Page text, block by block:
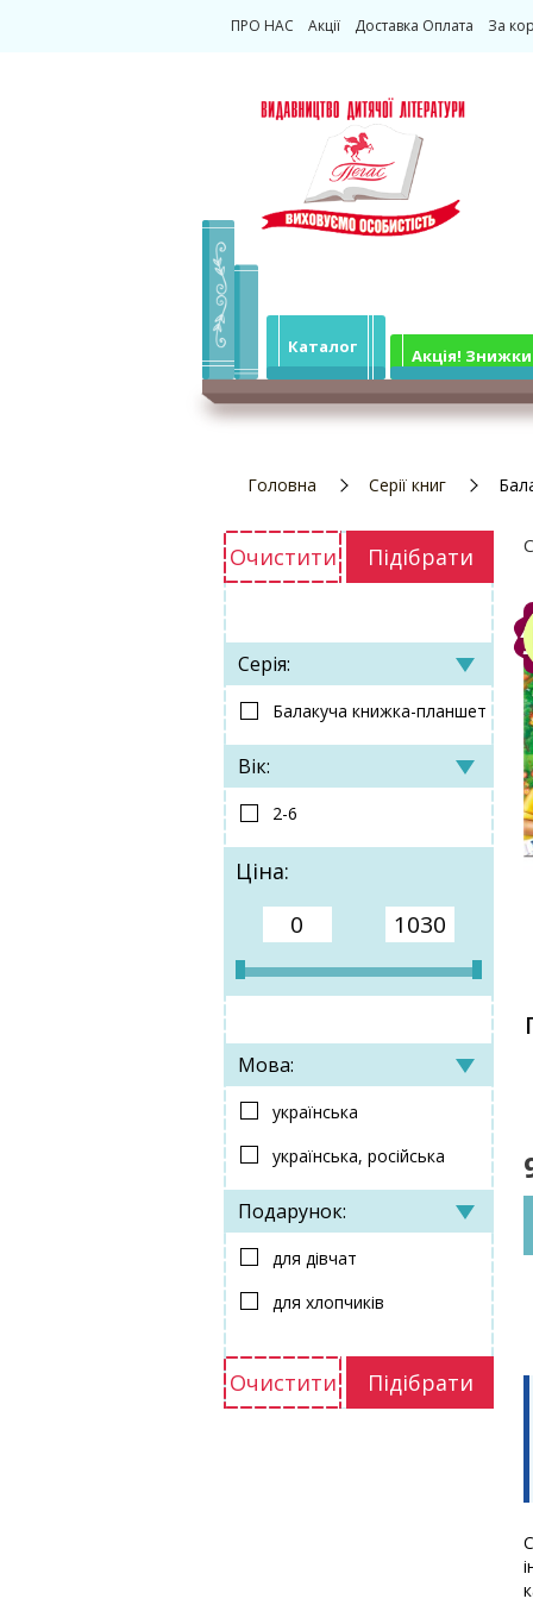
ПРО НАС Акції Доставка Оплата За
Каталог Акція!
Головна Серії книг
Очистити Підібрати
Серія:
Балакуча книжка-планшет
Вік:
2-6
Ціна:
Мова:
українська
українська, російська
Подарунок:
для дівчат
для хлопчиків
Очистити Підібрати